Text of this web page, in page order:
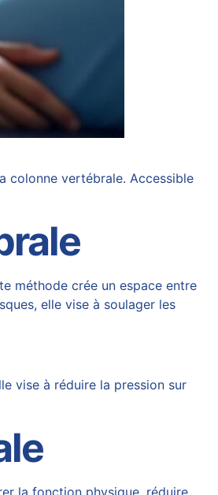
colonne vertébrale. Accessible
méthode crée un espace entre
elle vise à soulager les
vise à réduire la pression sur
la fonction physique, réduire